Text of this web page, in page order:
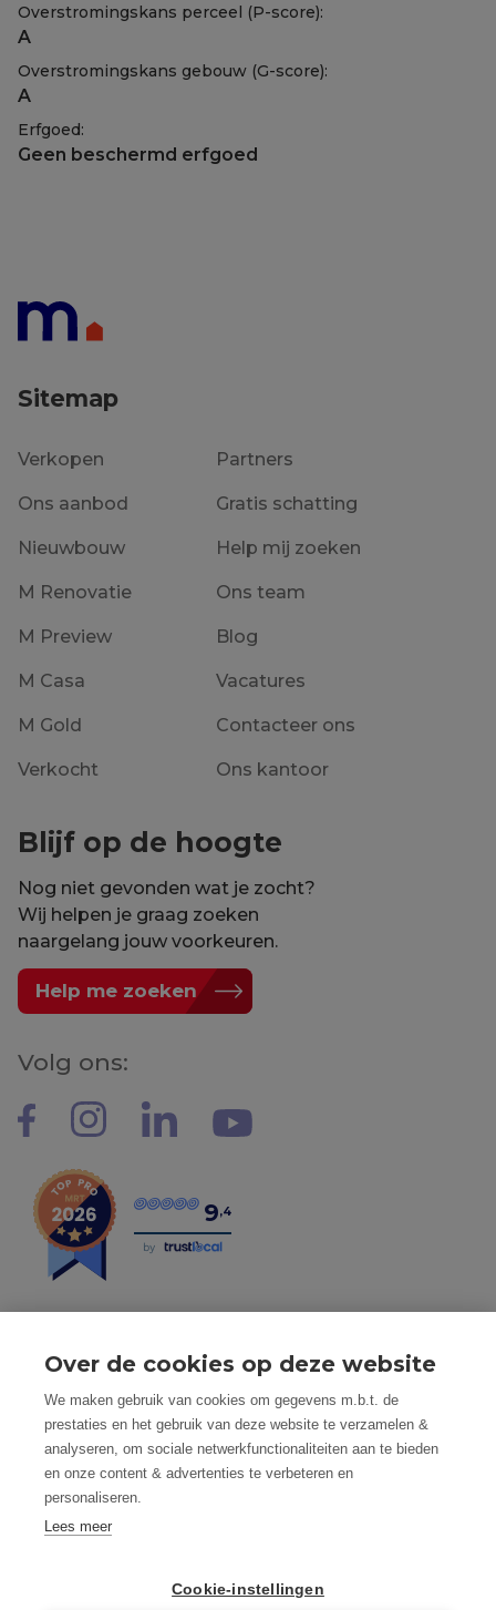
Overstromingskans perceel (P-score):
A
Overstromingskans gebouw (G-score):
A
Erfgoed:
Geen beschermd erfgoed
Sitemap
Verkopen
Ons aanbod
Nieuwbouw
M Renovatie
M Preview
M Casa
M Gold
Verkocht
Partners
Gratis schatting
Help mij zoeken
Ons team
Blog
Vacatures
Contacteer ons
Ons kantoor
Blijf op de hoogte
Nog niet gevonden wat je zocht?
Wij helpen je graag zoeken
naargelang jouw voorkeuren.
Help me zoeken
Volg ons:
9,4
by
Mindset Real Estate bv - BTW: BE0634994563 -
Nacecode 68.100 - Maatschap. Zetel: Heuleplaats 16, 8501
Heule (Kortrijk)
Toezichthoudende autoriteit: Beroepsinstituut van
Vastgoedmakelaars, Luxemburgstraat 16 B te 1000
BIV Polisnummer 730.390.160 AXA Belgium
Over de cookies op deze website
We maken gebruik van cookies om gegevens m.b.t. de
prestaties en het gebruik van deze website te verzamelen &
analyseren, om sociale netwerkfunctionaliteiten aan te bieden
en onze content & advertenties te verbeteren en
personaliseren.
Lees meer
Cookie-instellingen